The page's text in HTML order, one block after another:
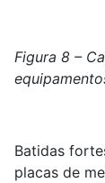
Figura 8 –
Batidas
placas de